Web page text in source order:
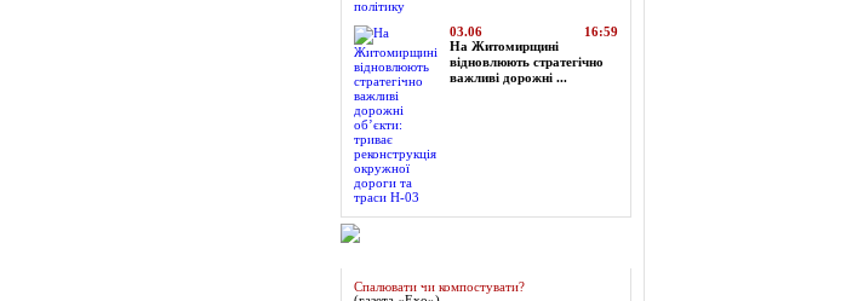
03.06
16:59
На Житомирщині
відновлюють стратегічно
важливі дорожні ...
Спалювати чи компостувати?